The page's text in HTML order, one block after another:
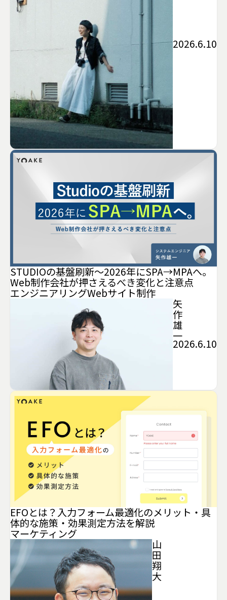
2026.6.10
STUDIOの基盤刷新〜2026年にSPA→MPAへ。
Web制作会社が押さえるべき変化と注意点
エンジニアリングWebサイト制作
矢
作
雄
一
2026.6.10
EFOとは？入力フォーム最適化のメリット・具
体的な施策・効果測定方法を解説
マーケティング
山
田
翔
大